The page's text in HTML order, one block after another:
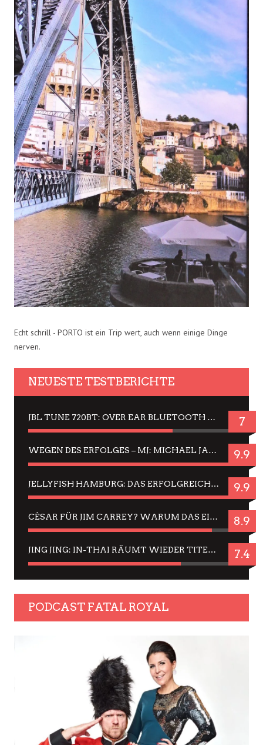
Echt schrill - PORTO ist ein Trip wert, auch wenn einige Dinge
nerven.
NEUESTE TESTBERICHTE
JBL TUNE 720BT: OVER EAR BLUETOOTH KOPFHÖRER UM DIE 50,-€ IM DAUER-TEST 7
WEGEN DES ERFOLGES – MJ: MICHAEL JACKSON MUSICAL IN EINER MATINEE SEHEN 9.9
JELLYFISH HAMBURG: DAS ERFOLGREICHE SOMMER-MENÜ 2025 IN GEFÜHLEN UND BILDERN 9.9
CÉSAR FÜR JIM CARREY? WARUM DAS EINER DER NERVIGSTEN ACTORS IST UND BLEIBT 8.9
JING JING: IN-THAI RÄUMT WIEDER TITEL AB – EIN ZWEI-STUNDEN-ERLEBNISBERICHT 7.4
PODCAST FATAL ROYAL